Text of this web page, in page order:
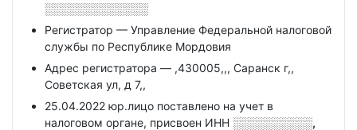
░░░░░░░░░░░░░
Регистратор — Управление Федеральной налоговой
службы по Республике Мордовия
Адрес регистратора — ,430005,,, Саранск г,,
Советская ул, д 7,,
25.04.2022 юр.лицо поставлено на учет в
налоговом органе, присвоен ИНН ░░░░░░░░░░,